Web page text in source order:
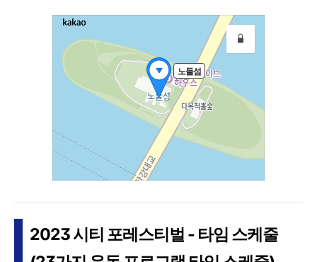
2023 시티 포레스티벌 - 타임 스케줄